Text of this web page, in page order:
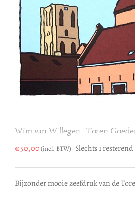
Wim van Willegen : Toren
€50,00 (incl. BTW) Slechts 1
Bijzonder mooie zeefdruk van de